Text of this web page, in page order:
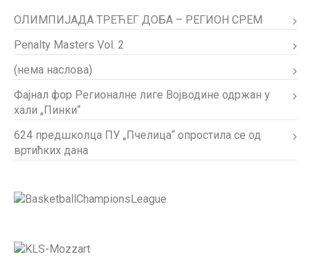
ОЛИМПИЈАДА ТРЕЋЕГ ДОБА – РЕГИОН СРЕМ
Penalty Masters Vol. 2
(нема наслова)
Фајнал фор Регионалне лиге Војводине одржан у
хали „Пинки“
624 предшколца ПУ „Пчелица“ опростила се од
вртићких дана